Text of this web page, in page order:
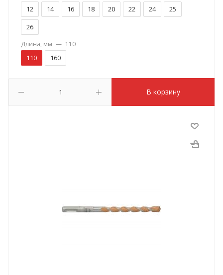
В корзину
12
14 16 18 20 22 24
25
26
Длина, мм — 110
110 160